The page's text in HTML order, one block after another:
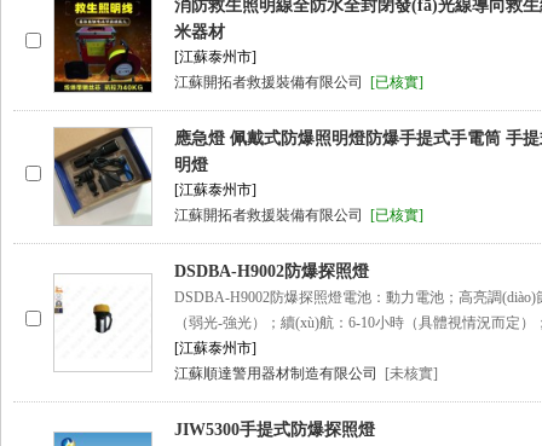
消防救生照明線全防水全封閉發(fā)光線導向救生
米器材
[江蘇泰州市]
江蘇開拓者救援裝備有限公司
[已核實]
應急燈 佩戴式防爆照明燈防爆手提式手電筒 手
明燈
[江蘇泰州市]
江蘇開拓者救援裝備有限公司
[已核實]
DSDBA-H9002防爆探照燈
DSDBA-H9002防爆探照燈電池：動力電池；高亮調(diào)
（弱光-強光）；續(xù)航：6-10小時（具體視情況而定
[江蘇泰州市]
江蘇順達警用器材制造有限公司
[未核實]
JIW5300手提式防爆探照燈